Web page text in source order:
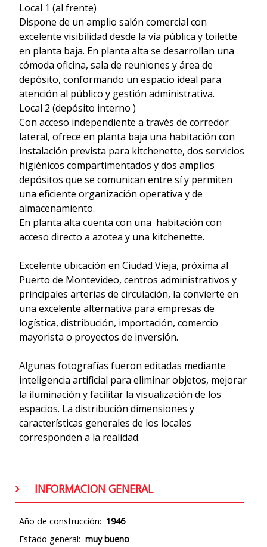
Local 1 (al frente)
Dispone de un amplio salón comercial con
excelente visibilidad desde la vía pública y toilette
en planta baja. En planta alta se desarrollan una
cómoda oficina, sala de reuniones y área de
depósito, conformando un espacio ideal para
atención al público y gestión administrativa.
Local 2 (depósito interno )
Con acceso independiente a través de corredor
lateral, ofrece en planta baja una habitación con
instalación prevista para kitchenette, dos servicios
higiénicos compartimentados y dos amplios
depósitos que se comunican entre sí y permiten
una eficiente organización operativa y de
almacenamiento.
En planta alta cuenta con una habitación con
acceso directo a azotea y una kitchenette.
Excelente ubicación en Ciudad Vieja, próxima al
Puerto de Montevideo, centros administrativos y
principales arterias de circulación, la convierte en
una excelente alternativa para empresas de
logística, distribución, importación, comercio
mayorista o proyectos de inversión.
Algunas fotografías fueron editadas mediante
inteligencia artificial para eliminar objetos, mejorar
la iluminación y facilitar la visualización de los
espacios. La distribución dimensiones y
características generales de los locales
corresponden a la realidad.
INFORMACION GENERAL
Año de construcción: 1946
Estado general: muy bueno